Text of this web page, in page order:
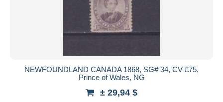
NEWFOUNDLAND CANADA 1868, SG# 34, CV £75,
Prince of Wales, NG
± 29,94 $